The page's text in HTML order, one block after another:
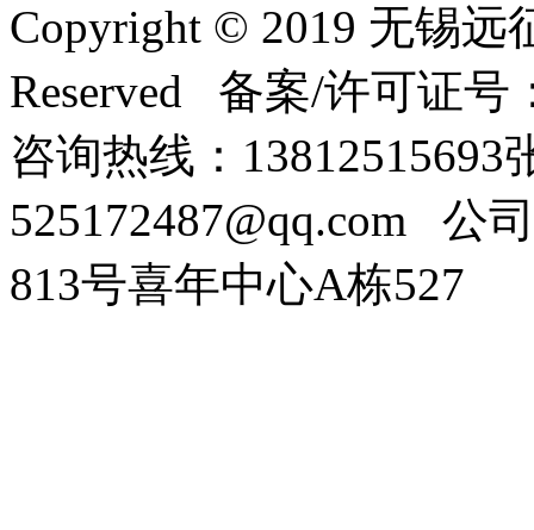
Copyright © 2019 无锡远
Reserved 备案/许可证号
咨询热线：
525172487@qq.com 公
813号喜年中心A栋527